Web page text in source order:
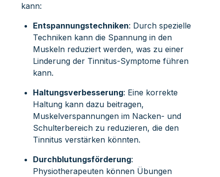
kann:
Entspannungstechniken: Durch spezielle
Techniken kann die Spannung in den
Muskeln reduziert werden, was zu einer
Linderung der Tinnitus-Symptome führen
kann.
Haltungsverbesserung: Eine korrekte
Haltung kann dazu beitragen,
Muskelverspannungen im Nacken- und
Schulterbereich zu reduzieren, die den
Tinnitus verstärken könnten.
Durchblutungsförderung:
Physiotherapeuten können Übungen